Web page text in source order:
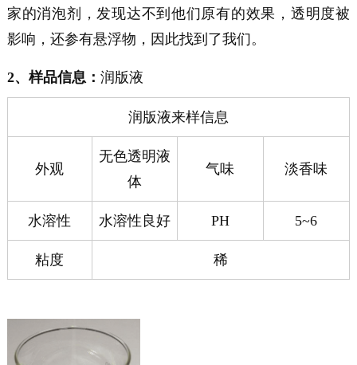
家的消泡剂，发现达不到他们原有的效果，透明度被
影响，还参有悬浮物，因此找到了我们。
2、样品信息： 润版液
润版液来样信息
外观
无色透明液
体
气味 淡香味
水溶性 水溶性良好 PH 5~6
粘度 稀